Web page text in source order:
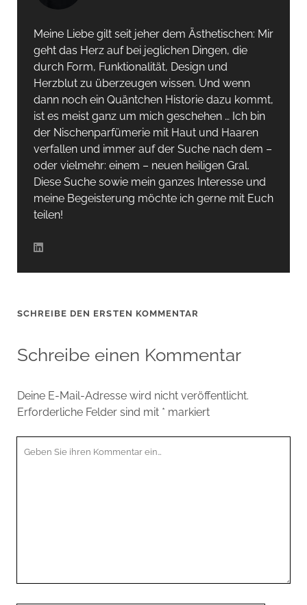
Meine Liebe gilt seit jeher dem Ästhetischen: Mir
geht das Herz auf bei jeglichen Dingen, die
durch Form, Funktionalität, Design und
Herzblut zu überzeugen wissen. Und wenn
dann noch ein Quäntchen Historie dazu kommt,
ist es meist ganz um mich geschehen … Ich bin
der Nischenparfümerie mit Haut und Haaren
verfallen und immer auf der Suche nach dem –
oder vielmehr: einem – neuen heiligen Gral.
Diese Suche sowie mein ganzes Interesse und
meine Begeisterung möchte ich gerne mit Euch
teilen!
SCHREIBE DEN ERSTEN KOMMENTAR
Schreibe einen Kommentar
Deine E-Mail-Adresse wird nicht veröffentlicht.
Erforderliche Felder sind mit * markiert